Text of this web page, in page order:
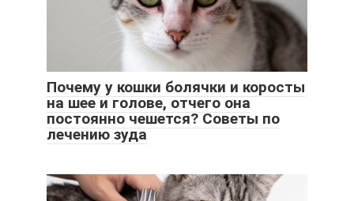
Почему у кошки болячки и коросты
на шее и голове, отчего она
постоянно чешется? Советы по
лечению зуда